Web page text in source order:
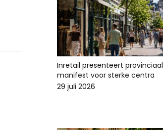
Inretail presenteert provinciaal
manifest voor sterke centra
29 juli 2026